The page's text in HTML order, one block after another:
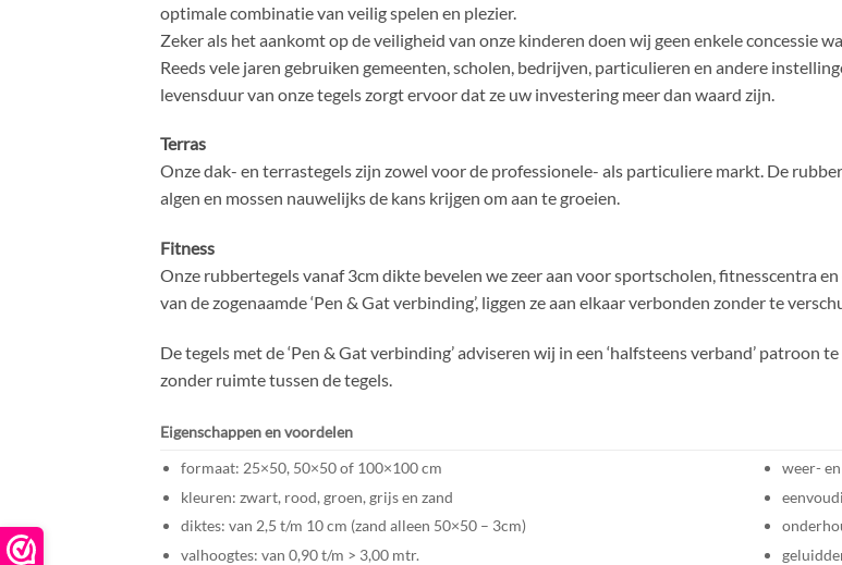
optimale combinatie van veilig spelen en plezier.
Zeker als het aankomt op de veiligheid van onze kinderen doen wij geen enkele concessie
Reeds vele jaren gebruiken gemeenten, scholen, bedrijven, particulieren en andere
levensduur van onze tegels zorgt ervoor dat ze uw investering meer dan waard zijn.
Terras
Onze dak- en terrastegels zijn zowel voor de professionele- als particuliere markt. De
algen en mossen nauwelijks de kans krijgen om aan te groeien.
Fitness
Onze rubbertegels vanaf 3cm dikte bevelen we zeer aan voor sportscholen, fitnesscentra
van de zogenaamde ‘Pen & Gat verbinding’, liggen ze aan elkaar verbonden zonder te
De tegels met de ‘Pen & Gat verbinding’ adviseren wij in een ‘halfsteens verband’
zonder ruimte tussen de tegels.
Eigenschappen en voordelen
formaat: 25×50, 50×50 of 100×100 cm
kleuren: zwart, rood, groen, grijs en zand
diktes: van 2,5 t/m 10 cm (zand alleen 50×50 – 3cm)
valhoogtes: van 0,90 t/m > 3,00 mtr.
weer-